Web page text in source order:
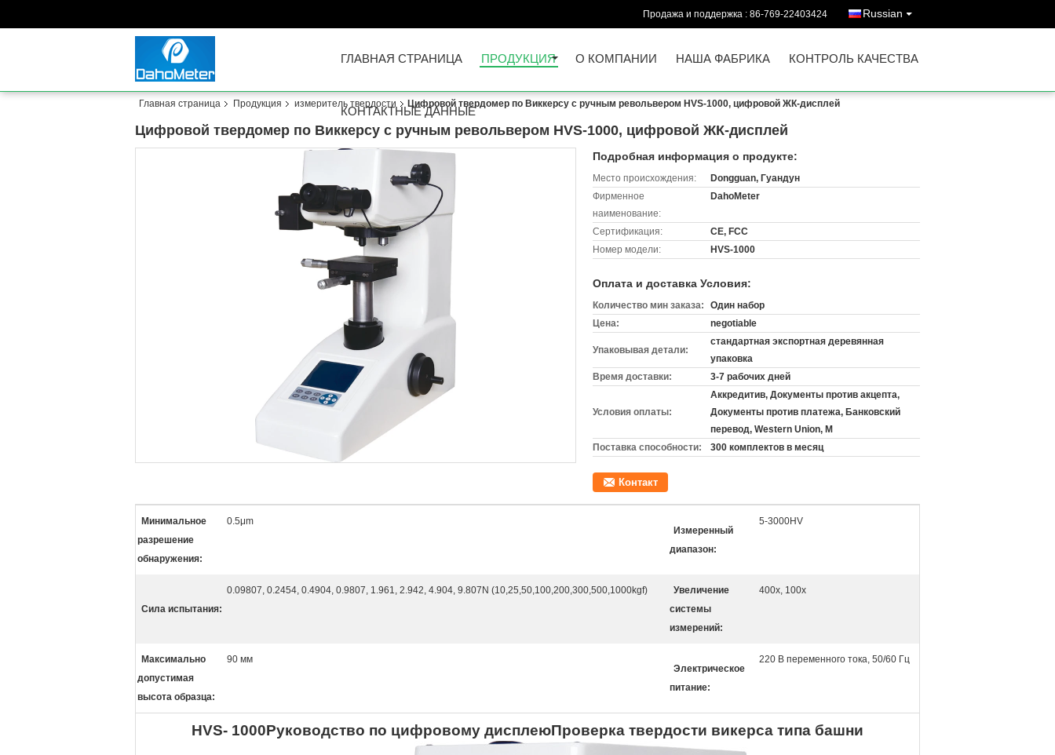
Продажа и поддержка : 86-769-22403424 Russian
ГЛАВНАЯ СТРАНИЦА ПРОДУКЦИЯ О КОМПАНИИ НАША ФАБРИКА КОНТРОЛЬ КАЧЕСТВА
КОНТАКТНЫЕ ДАННЫЕ
Главная страница Продукция измеритель твердости Цифровой твердомер по Виккерсу с ручным револьвером HVS-1000, цифровой ЖК-дисплей
Цифровой твердомер по Виккерсу с ручным револьвером HVS-1000, цифровой ЖК-дисплей
Подробная информация о продукте:
Место происхождения:
Dongguan, Гуандун
Фирменное
наименование:
DahoMeter
Сертификация:
CE, FCC
Номер модели:
HVS-1000
Оплата и доставка Условия:
Количество мин заказа:
Один набор
Цена:
negotiable
Упаковывая детали:
стандартная экспортная деревянная
упаковка
Время доставки:
3-7 рабочих дней
Условия оплаты:
Аккредитив, Документы против акцепта,
Документы против платежа, Банковский
перевод, Western Union, M
Поставка способности:
300 комплектов в месяц
Контакт
Минимальное
разрешение
обнаружения:
0.5μm
Измеренный
диапазон:
5-3000HV
Сила испытания:
0.09807, 0.2454, 0.4904, 0.9807, 1.961, 2.942, 4.904, 9.807N (10,25,50,100,200,300,500,1000kgf)
Увеличение
системы
измерений:
400х, 100х
Максимально
допустимая
высота образца:
90 мм
Электрическое
питание:
220 В переменного тока, 50/60 Гц
HVS- 1000Руководство по цифровому дисплеюПроверка твердости викерса типа башни